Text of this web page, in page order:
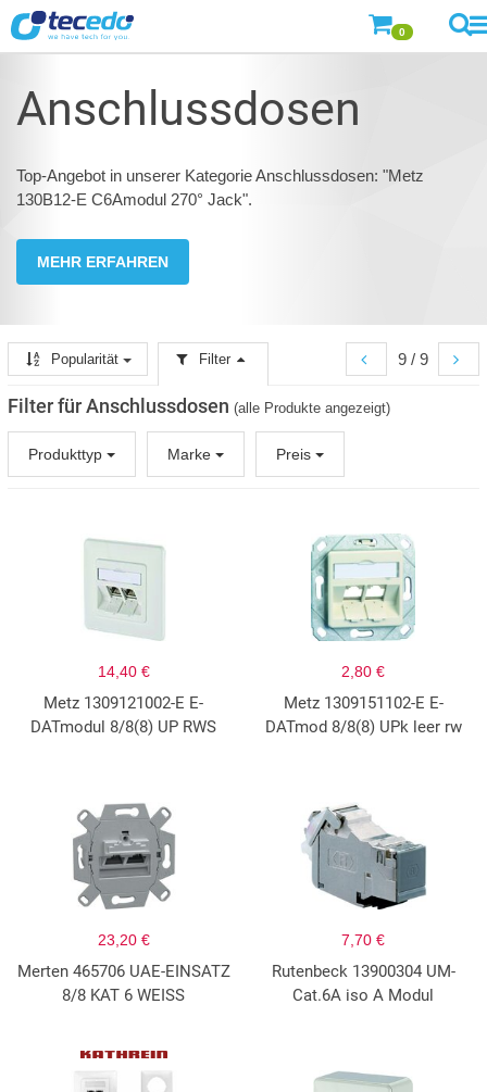
0
Anschlussdosen
Top-Angebot in unserer Kategorie Anschlussdosen: "Metz
130B12-E C6Amodul 270° Jack".
MEHR ERFAHREN
9 / 9
Popularität Filter
Filter für Anschlussdosen (alle Produkte angezeigt)
Produkttyp Marke Preis
14,40 €
Metz 1309121002-E E-
DATmodul 8/8(8) UP RWS
2,80 €
Metz 1309151102-E E-
DATmod 8/8(8) UPk leer rw
23,20 €
Merten 465706 UAE-EINSATZ
8/8 KAT 6 WEISS
7,70 €
Rutenbeck 13900304 UM-
Cat.6A iso A Modul